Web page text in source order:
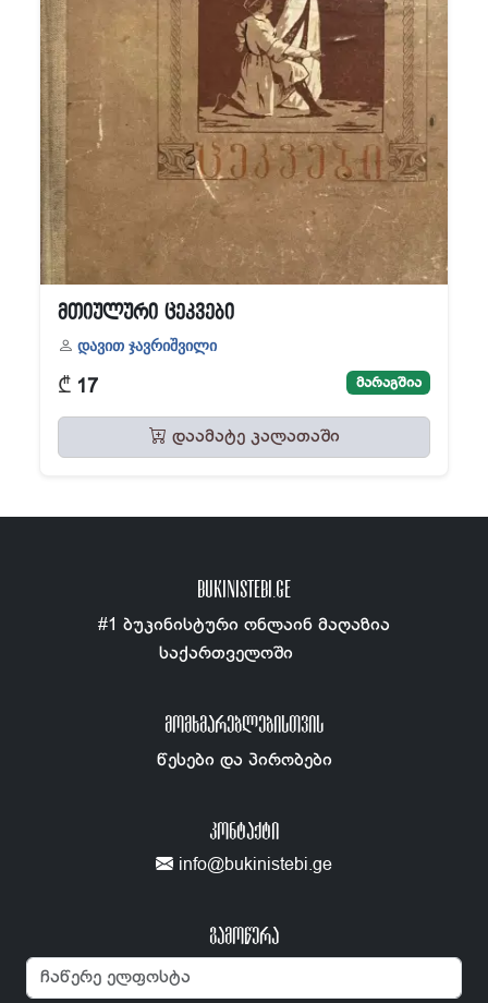
მთიულური ცეკვები
დავით ჯავრიშვილი
₾ 17 მარაგშია
დაამატე კალათაში
BUKINISTEBI.GE
#1 ბუკინისტური ონლაინ მაღაზია
საქართველოში
ᲛᲝᲛᲮᲛᲐᲠᲔᲑᲚᲔᲑᲘᲡᲗᲕᲘᲡ
წესები და პირობები
ᲙᲝᲜᲢᲐᲥᲢᲘ
info@bukinistebi.ge
გამოწერა